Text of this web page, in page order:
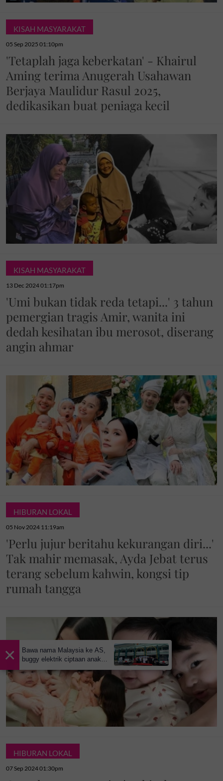
KISAH MASYARAKAT
05 Sep 2025 01:10pm
'Tetaplah jaga keberkatan' - Khairul
Aming terima Anugerah Usahawan
Berjaya Maulidur Rasul 2025,
dedikasikan buat peniaga kecil
KISAH MASYARAKAT
13 Dec 2024 01:17pm
'Umi bukan tidak reda tetapi...' 3 tahun
pemergian tragis Amir, wanita ini
dedah kesihatan ibu merosot, diserang
angin ahmar
HIBURAN LOKAL
05 Nov 2024 11:19am
'Perlu jujur beritahu kekurangan diri...'
Tak mahir memasak, Ayda Jebat terus
terang sebelum kahwin, kongsi tip
rumah tangga
HIBURAN LOKAL
07 Sep 2024 01:30pm
×
Bawa nama Malaysia ke AS,
buggy elektrik ciptaan anak
pergerakan jemaah majlis ilmu